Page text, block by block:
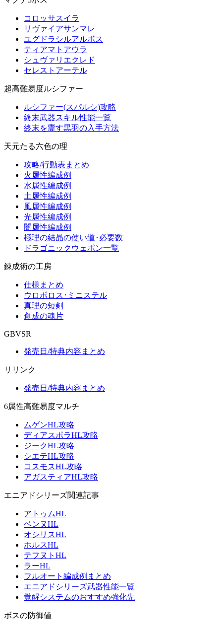
コロッサスイラ
リヴァイアサンマレ
ユグドラシルアルボス
ティアマトアウラ
シュヴァリエクレド
セレストアーテル
超高難易度ルシファー
ルシファー(スパルシ)攻略
終末武器スキル性能一覧
終末を齎す黒羽の入手方法
天元たる六色の理
攻略/行動表まとめ
火属性編成例
水属性編成例
土属性編成例
風属性編成例
光属性編成例
闇属性編成例
極理の結晶の使い道･必要数
ドラゴニックウェポン一覧
錬成術の工房
仕様まとめ
ウロボロス･ミニステル
真理の短剣
創成の魂片
GBVSR
発売日/特典内容まとめ
リリンク
発売日/特典内容まとめ
6属性高難易度マルチ
ムゲンHL攻略
ディアスポラHL攻略
ジークHL攻略
シエテHL攻略
コスモスHL攻略
アガスティアHL攻略
エニアドシリーズ関連記事
アトゥムHL
ベンヌHL
オシリスHL
ホルスHL
テフヌトHL
ラーHL
フルオート編成例まとめ
エニアドシリーズ武器性能一覧
覚醒システムのおすすめ強化先
ボスの防御値